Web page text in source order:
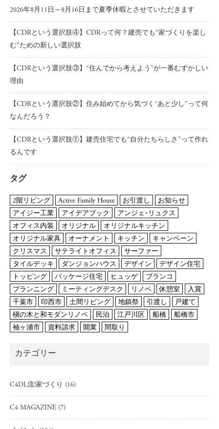
2026年8月11日～8月16日まで夏季休暇とさせていただきます
【CDRという選択肢④】CDRって何？建売でも“家づくりを楽し
む”ための新しい選択肢
【CDRという選択肢③】“住んでから考えよう”が一番むずかしい
理由
【CDRという選択肢②】住み始めてから気づく“あと少し”って何
なんだろう？
【CDRという選択肢①】建売住宅でも“自分たちらしさ”って作れ
るんです
タグ
2階リビング Active Family House お引渡し
お知らせ
アイジー工業
アイデアブック
アンジェ･リュクス
オフィス内装
オリジナル
オリジナルキッチン
オリジナル家具
オーナメント キッチン
キャンペーン
クリスマス
サテライトオフィス
サーファー
タイルデッキ
ダンジョンハウス デザイン
デザイン住宅
トッピング
パッケージ住宅 ヒュッゲ
ブランコ
プランニング
ミーティングデスク リノベ 休憩室
入賞
千葉市
印西市 土間リビング 地鎮祭 引渡し
戸建て
槇の木と和モダンリノベ
民泊 江戸川区 船橋
船橋市
袖ヶ浦市
資料請求 開業 間取り
カテゴリー
C4DL流!家づくり (16)
C4 MAGAZINE (7)